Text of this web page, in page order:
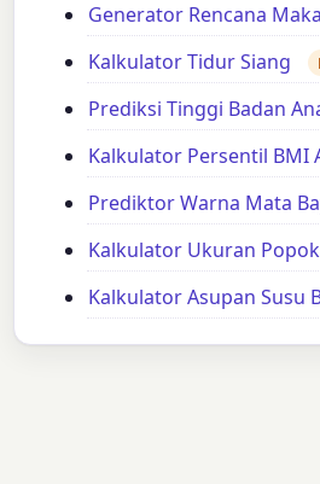
Generator Rencana
Kalkulator Tidur Siang
Prediksi Tinggi Badan
Kalkulator Persentil BMI
Prediktor Warna Mata
Kalkulator Ukuran Popok
Kalkulator Asupan Susu